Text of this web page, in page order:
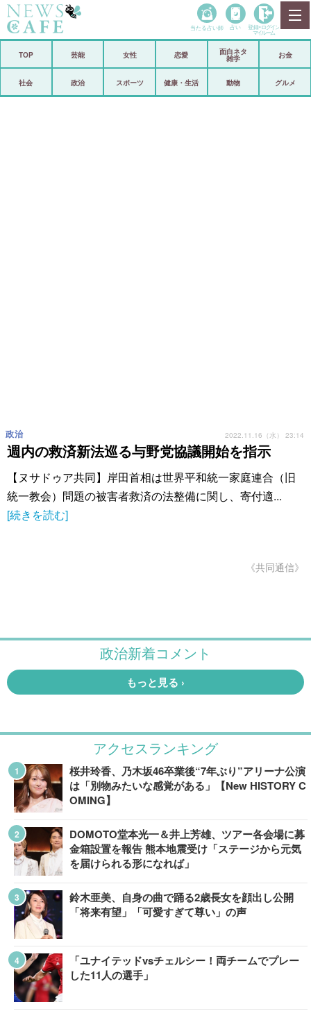
政治
当たる占い師 占い 登録• ログイン
マイルーム
TOP 芸能 女性 恋愛
面白ネタ
雑学
お金
社会 政治 スポーツ 健康・生活 動物 グルメ
週内の救済新法巡る与野党協議開始を指示
政治 2022.11.16（水） 23:14
【ヌサドゥア共同】岸田首相は世界平和統一家庭連合（旧
統一教会）問題の被害者救済の法整備に関し、寄付適...
[続きを読む]
《共同通信》
アクセスランキング
桜井玲香、乃木坂46卒業後“7年ぶり”アリーナ公演
は「別物みたいな感覚がある」【New HISTORY C
OMING】
DOMOTO堂本光一＆井上芳雄、ツアー各会場に募
金箱設置を報告 熊本地震受け「ステージから元気
を届けられる形になれば」
鈴木亜美、自身の曲で踊る2歳長女を顔出し公開
「将来有望」「可愛すぎて尊い」の声
「ユナイテッドvsチェルシー！両チームでプレー
した11人の選手」